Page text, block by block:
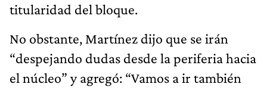
titularidad del bloque.
No obstante, Martínez dijo que se irán
“despejando dudas desde la periferia hacia
el núcleo” y agregó: “Vamos a ir también